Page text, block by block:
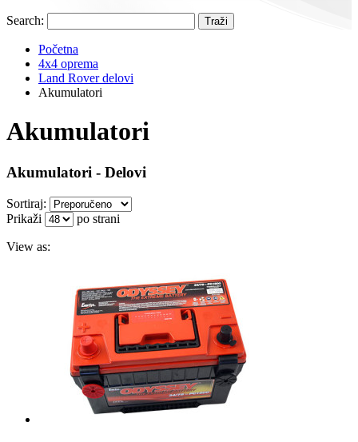
Search: Traži
Početna
4x4 oprema
Land Rover delovi
Akumulatori
Akumulatori
Akumulatori - Delovi
Sortiraj:
Prikaži
po strani
View as: